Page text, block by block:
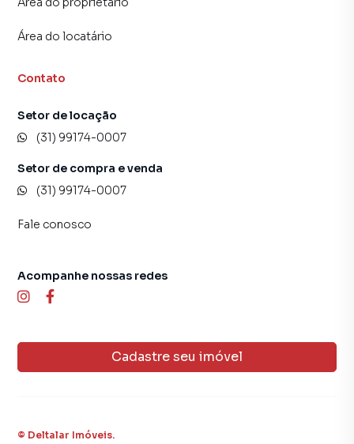
Área do locatário
Contato
Setor de locação
(31) 99174-0007
Setor de compra e venda
(31) 99174-0007
Fale conosco
Cadastre seu imóvel
Acompanhe nossas redes
© Deltalar Imóveis.